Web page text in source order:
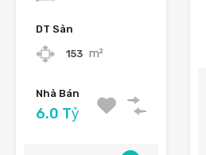
DT Sàn
153 m²
Nhà Bán
6.0 Tỷ